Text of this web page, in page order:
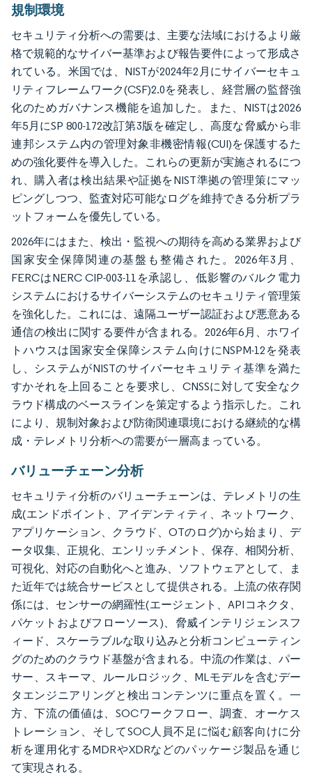
規制環境
セキュリティ分析への需要は、主要な法域におけるより厳
格で規範的なサイバー基準および報告要件によって形成さ
れている。米国では、NISTが2024年2月にサイバーセキュ
リティフレームワーク(CSF)2.0を発表し、経営層の監督強
化のためガバナンス機能を追加した。また、NISTは2026
年5月にSP 800-172改訂第3版を確定し、高度な脅威から非
連邦システム内の管理対象非機密情報(CUI)を保護するた
めの強化要件を導入した。これらの更新が実施されるにつ
れ、購入者は検出結果や証拠をNIST準拠の管理策にマッ
ピングしつつ、監査対応可能なログを維持できる分析プラ
ットフォームを優先している。
2026年にはまた、検出・監視への期待を高める業界および
国家安全保障関連の基盤も整備された。2026年3月、
FERCはNERC CIP-003-11を承認し、低影響のバルク電力
システムにおけるサイバーシステムのセキュリティ管理策
を強化した。これには、遠隔ユーザー認証および悪意ある
通信の検出に関する要件が含まれる。2026年6月、ホワイ
トハウスは国家安全保障システム向けにNSPM-12を発表
し、システムがNISTのサイバーセキュリティ基準を満た
すかそれを上回ることを要求し、CNSSに対して安全なク
ラウド構成のベースラインを策定するよう指示した。これ
により、規制対象および防衛関連環境における継続的な構
成・テレメトリ分析への需要が一層高まっている。
バリューチェーン分析
セキュリティ分析のバリューチェーンは、テレメトリの生
成(エンドポイント、アイデンティティ、ネットワーク、
アプリケーション、クラウド、OTのログ)から始まり、デ
ータ収集、正規化、エンリッチメント、保存、相関分析、
可視化、対応の自動化へと進み、ソフトウェアとして、ま
た近年では統合サービスとして提供される。上流の依存関
係には、センサーの網羅性(エージェント、APIコネクタ、
パケットおよびフローソース)、脅威インテリジェンスフ
ィード、スケーラブルな取り込みと分析コンピューティン
グのためのクラウド基盤が含まれる。中流の作業は、パー
サー、スキーマ、ルールロジック、MLモデルを含むデー
タエンジニアリングと検出コンテンツに重点を置く。一
方、下流の価値は、SOCワークフロー、調査、オーケス
トレーション、そしてSOC人員不足に悩む顧客向けに分
析を運用化するMDRやXDRなどのパッケージ製品を通じ
て実現される。